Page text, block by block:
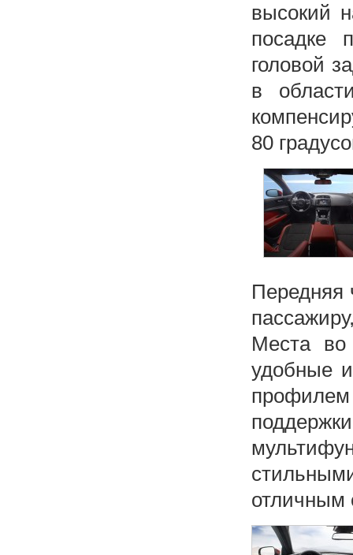
высокий
посадке
головой
в
80
Передняя
Места во
удобные
отличным